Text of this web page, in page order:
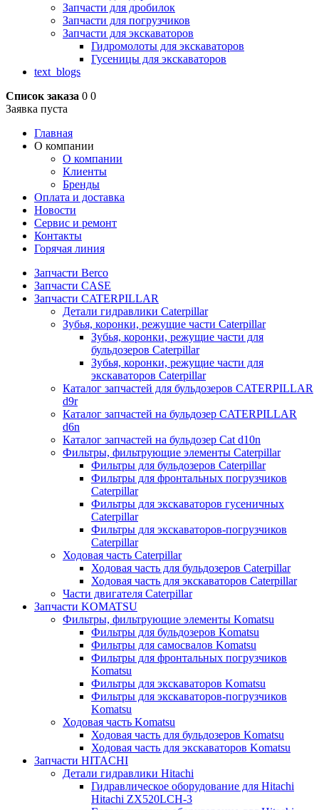
Запчасти для дробилок
Запчасти для погрузчиков
Запчасти для экскаваторов
Гидромолоты для экскаваторов
Гусеницы для экскаваторов
text_blogs
Список заказа 0 0
Заявка пуста
Главная
О компании
О компании
Клиенты
Бренды
Оплата и доставка
Новости
Сервис и ремонт
Контакты
Горячая линия
Запчасти Berco
Запчасти CASE
Запчасти CATERPILLAR
Детали гидравлики Caterpillar
Зубья, коронки, режущие части Caterpillar
Зубья, коронки, режущие части для
бульдозеров Caterpillar
Зубья, коронки, режущие части для
экскаваторов Caterpillar
Каталог запчастей для бульдозеров CATERPILLAR
d9r
Каталог запчастей на бульдозер CATERPILLAR
d6n
Каталог запчастей на бульдозер Сat d10n
Фильтры, фильтрующие элементы Caterpillar
Фильтры для бульдозеров Caterpillar
Фильтры для фронтальных погрузчиков
Caterpillar
Фильтры для экскаваторов гусеничных
Caterpillar
Фильтры для экскаваторов-погрузчиков
Caterpillar
Ходовая часть Caterpillar
Ходовая часть для бульдозеров Caterpillar
Ходовая часть для экскаваторов Caterpillar
Части двигателя Caterpillar
Запчасти KOMATSU
Фильтры, фильтрующие элементы Komatsu
Фильтры для бульдозеров Komatsu
Фильтры для самосвалов Komatsu
Фильтры для фронтальных погрузчиков
Komatsu
Фильтры для экскаваторов Komatsu
Фильтры для экскаваторов-погрузчиков
Komatsu
Ходовая часть Komatsu
Ходовая часть для бульдозеров Komatsu
Ходовая часть для экскаваторов Komatsu
Запчасти HITACHI
Детали гидравлики Hitachi
Гидравлическое оборудование для Hitachi
Hitachi ZX520LCH-3